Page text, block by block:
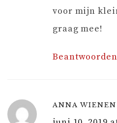
voor mijn
graag mee!
Beantwoorden
ANNA WIENEN